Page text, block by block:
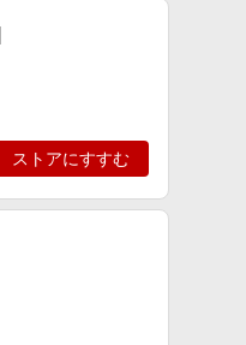
ストアにすすむ